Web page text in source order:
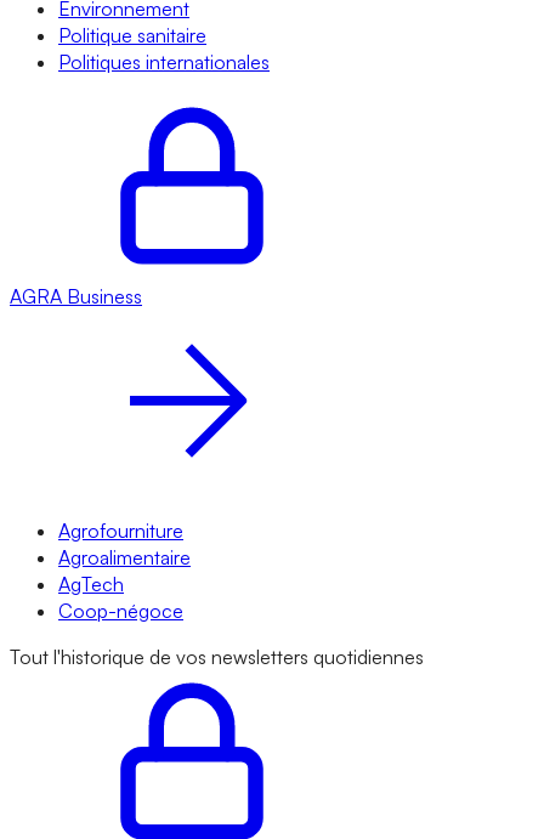
Environnement
Politique sanitaire
Politiques internationales
AGRA Business
Agrofourniture
Agroalimentaire
AgTech
Coop-négoce
Tout l'historique de vos newsletters quotidiennes